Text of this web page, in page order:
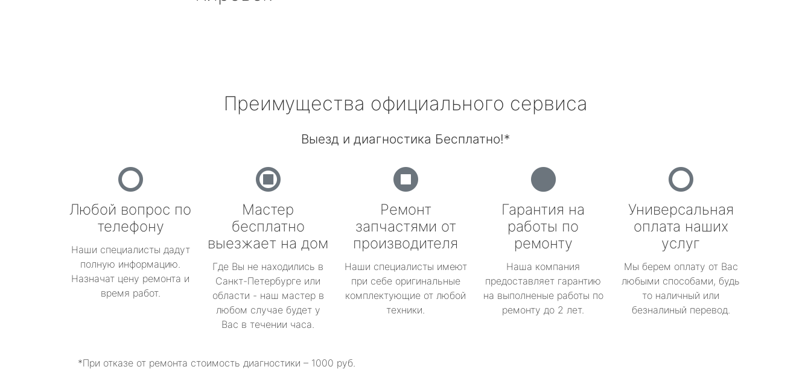
Преимущества официального сервиса
Выезд и диагностика Бесплатно!*
Любой вопрос по
телефону
Наши специалисты дадут
полную информацию.
Назначат цену ремонта и
время работ.
Мастер
бесплатно
выезжает на дом
Где Вы не находились в
Санкт-Петербурге или
области - наш мастер в
любом случае будет у
Вас в течении часа.
Ремонт
запчастями от
производителя
Наши специалисты имеют
при себе оригинальные
комплектующие от любой
техники.
Гарантия на
работы по
ремонту
Наша компания
предоставляет гарантию
на выполненые работы по
ремонту до 2 лет.
Универсальная
оплата наших
услуг
Мы берем оплату от Вас
любыми способами, будь
то наличный или
безналиный перевод.
*При отказе от ремонта стоимость диагностики – 1000 руб.